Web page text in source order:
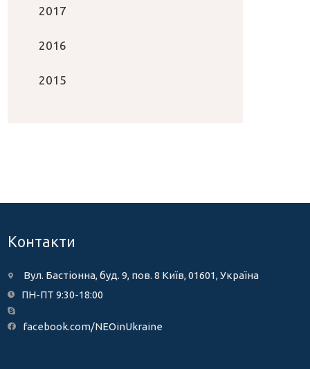
2017
2016
2015
Контакти
Вул. Бастіонна, буд. 9, пов. 8 Київ, 01601, Україна
ПН-ПТ 9:30-18:00
facebook.com/NEOinUkraine